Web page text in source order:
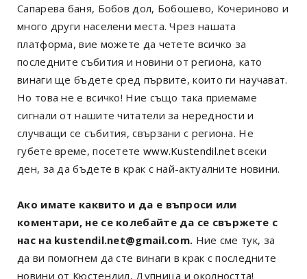
Сапарева баня, Бобов дол, Бобошево, Кочериново и
много други населени места. Чрез нашата
платформа, вие можете да четете всичко за
последните събития и новини от региона, като
винаги ще бъдете сред първите, които ги научават.
Но това не е всичко! Ние също така приемаме
сигнали от нашите читатели за нередности и
случващи се събития, свързани с региона. Не
губете време, посетете www.Kustendil.net всеки
ден, за да бъдете в крак с най-актуалните новини.
Ако имате каквито и да е въпроси или
коментари, не се колебайте да се свържете с
нас на kustendil.net@gmail.com. Ние сме тук, за
да ви помогнем да сте винаги в крак с последните
новини от Кюстендил, Дупница и околността!